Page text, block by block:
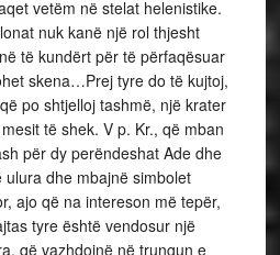
vetëm në stelat helenistike.
nuk kanë një rol thjesht
të kundërt për të përfaqësuar
skena…Prej tyre do të kujtoj,
po shtjelloj tashmë, një krater
të shek. V p. Kr., që mban
për dy perëndeshat Ade dhe
dhe mbajnë simbolet
ajo që na intereson më tepër,
tyre është vendosur një
që vazhdojnë në trungun e